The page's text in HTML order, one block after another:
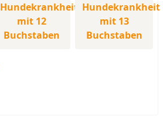
Hundekrankheit
mit 12
Buchstaben
Hundekrankheit
mit 13
Buchstaben